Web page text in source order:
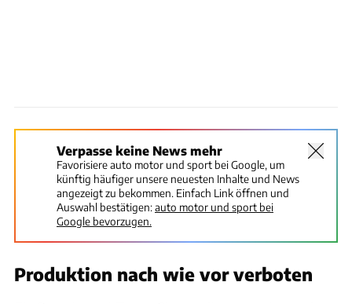
Verpasse keine News mehr
Favorisiere auto motor und sport bei Google, um
künftig häufiger unsere neuesten Inhalte und News
angezeigt zu bekommen. Einfach Link öffnen und
Auswahl bestätigen:auto motor und sport bei
Google bevorzugen.
Produktion nach wie vor verboten